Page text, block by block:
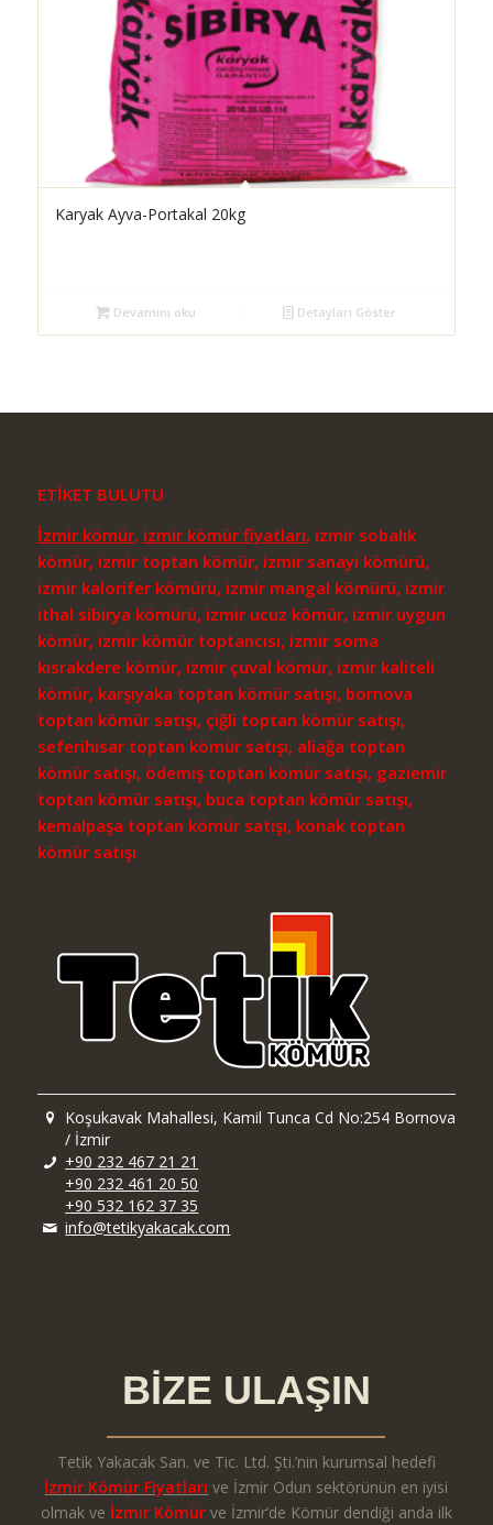
Karyak Ayva-Portakal 20kg
Devamını oku Detayları Göster
ETİKET BULUTU
İzmir kömür, izmir kömür fiyatları, izmir sobalık
kömür, izmir toptan kömür, izmir sanayi kömürü,
izmir kalorifer kömürü, izmir mangal kömürü, izmir
ithal sibirya kömürü, izmir ucuz kömür, izmir uygun
kömür, izmir kömür toptancısı, izmir soma
kısrakdere kömür, izmir çuval kömür, izmir kaliteli
kömür, karşıyaka toptan kömür satışı, bornova
toptan kömür satışı, çiğli toptan kömür satışı,
seferihisar toptan kömür satışı, aliağa toptan
kömür satışı, ödemiş toptan kömür satışı, gaziemir
toptan kömür satışı, buca toptan kömür satışı,
kemalpaşa toptan kömür satışı, konak toptan
kömür satışı
Koşukavak Mahallesi, Kamil Tunca Cd No:254 Bornova
/ İzmir
+90 232 467 21 21
+90 232 461 20 50
+90 532 162 37 35
info@tetikyakacak.com
BİZE ULAŞIN
Tetik Yakacak San. ve Tic. Ltd. Şti.’nin kurumsal hedefi
İzmir Kömür Fiyatları ve İzmir Odun sektörünün en iyisi
olmak ve İzmir Kömürve İzmir’de Kömür dendiği anda ilk